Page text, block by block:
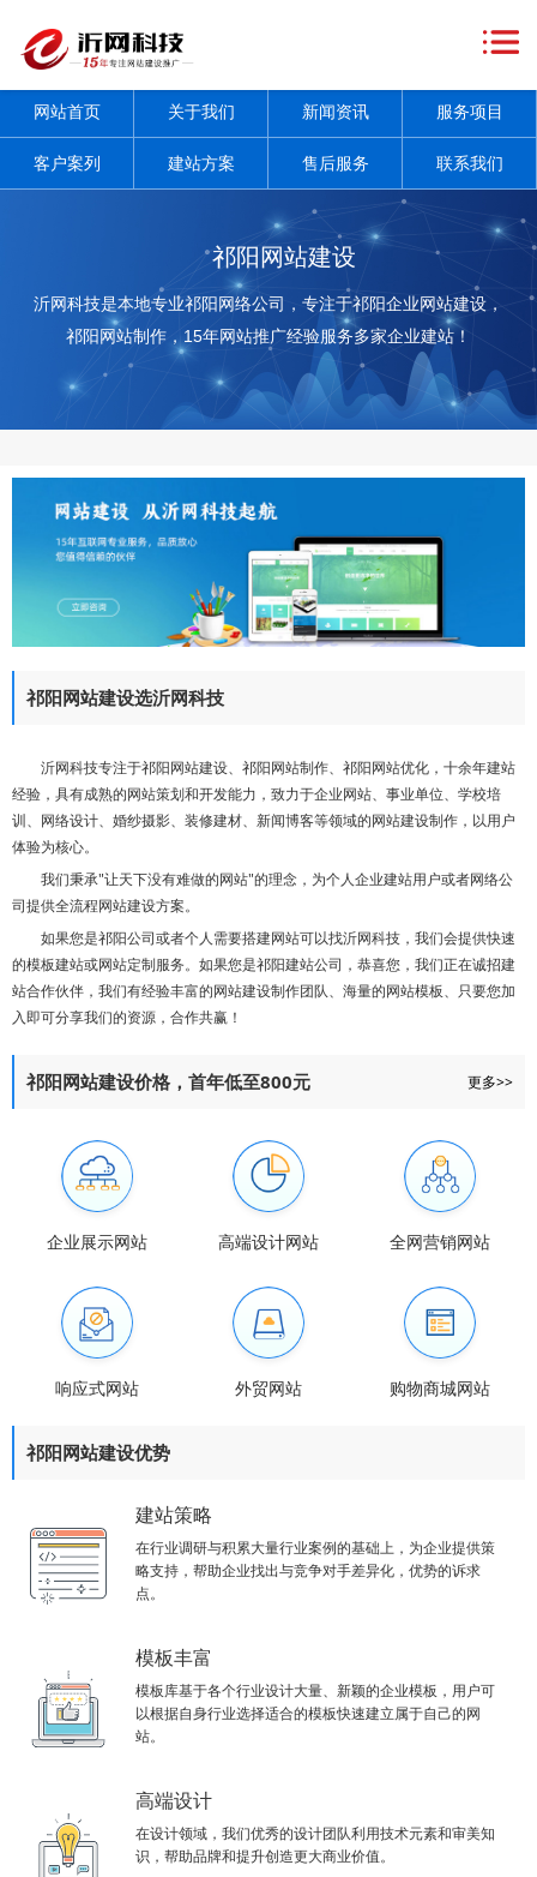
首
页
于
我
新
闻
服
网站首页 关于我们 新闻资讯 服务项目
客户案列 建站方案 售后服务 联系我们
祁阳网站建设
沂网科技是本地专业祁阳网络公司，专注于祁阳企业网站建设，
祁阳网站制作，15年网站推广经验服务多家企业建站！
祁阳网站建设选沂网科技
沂网科技专注于祁阳网站建设、祁阳网站制作、祁阳网站优化，十余年建站
经验，具有成熟的网站策划和开发能力，致力于企业网站、事业单位、学校培
训、网络设计、婚纱摄影、装修建材、新闻博客等领域的网站建设制作，以用户
体验为核心。
我们秉承"让天下没有难做的网站"的理念，为个人企业建站用户或者网络公
司提供全流程网站建设方案。
如果您是祁阳公司或者个人需要搭建网站可以找沂网科技，我们会提供快速
的模板建站或网站定制服务。如果您是祁阳建站公司，恭喜您，我们正在诚招建
站合作伙伴，我们有经验丰富的网站建设制作团队、海量的网站模板、只要您加
入即可分享我们的资源，合作共赢！
祁阳网站建设价格，首年低至800元 更多>>
企业展示网站 高端设计网站 全网营销网站
响应式网站 外贸网站 购物商城网站
祁阳网站建设优势
建站策略
在行业调研与积累大量行业案例的基础上，为企业提供策
略支持，帮助企业找出与竞争对手差异化，优势的诉求
点。
模板丰富
模板库基于各个行业设计大量、新颖的企业模板，用户可
以根据自身行业选择适合的模板快速建立属于自己的网
站。
高端设计
在设计领域，我们优秀的设计团队利用技术元素和审美知
识，帮助品牌和提升创造更大商业价值。